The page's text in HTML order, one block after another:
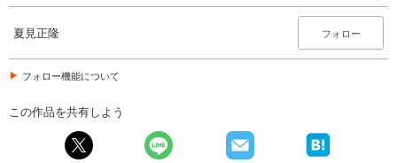
夏見正隆 フォロー
フォロー機能について
この作品を共有しよう